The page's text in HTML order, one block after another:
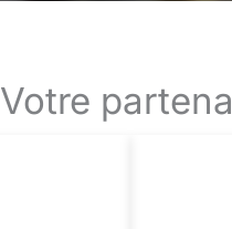
Votre